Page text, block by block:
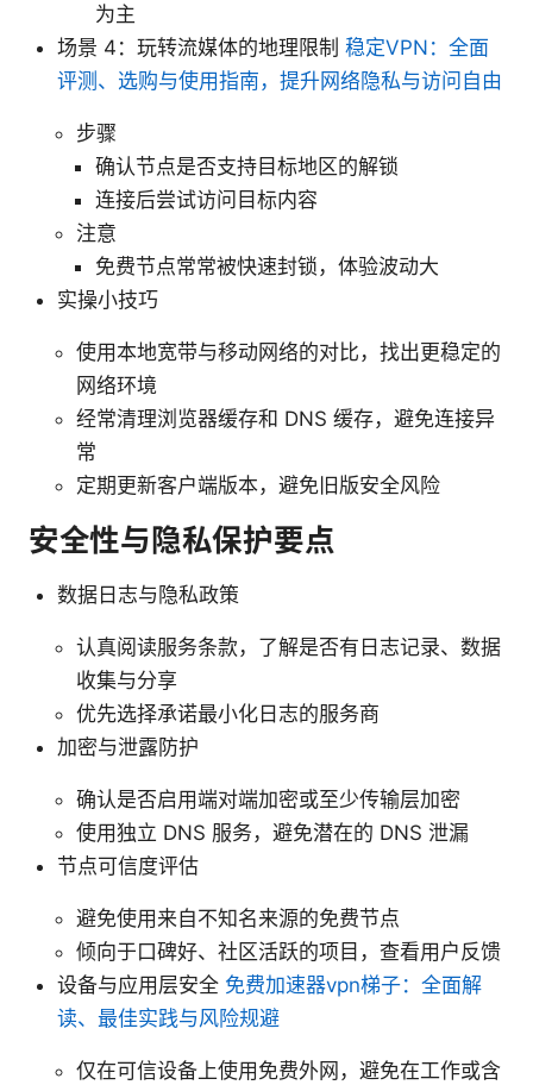
为主
场景 4：玩转流媒体的地理限制 稳定VPN：全面
评测、选购与使用指南，提升网络隐私与访问自由
步骤
确认节点是否支持目标地区的解锁
连接后尝试访问目标内容
注意
免费节点常常被快速封锁，体验波动大
实操小技巧
使用本地宽带与移动网络的对比，找出更稳定的
网络环境
经常清理浏览器缓存和 DNS 缓存，避免连接异
常
定期更新客户端版本，避免旧版安全风险
安全性与隐私保护要点
数据日志与隐私政策
认真阅读服务条款，了解是否有日志记录、数据
收集与分享
优先选择承诺最小化日志的服务商
加密与泄露防护
确认是否启用端对端加密或至少传输层加密
使用独立 DNS 服务，避免潜在的 DNS 泄漏
节点可信度评估
避免使用来自不知名来源的免费节点
倾向于口碑好、社区活跃的项目，查看用户反馈
设备与应用层安全 免费加速器vpn梯子：全面解
读、最佳实践与风险规避
仅在可信设备上使用免费外网，避免在工作或含